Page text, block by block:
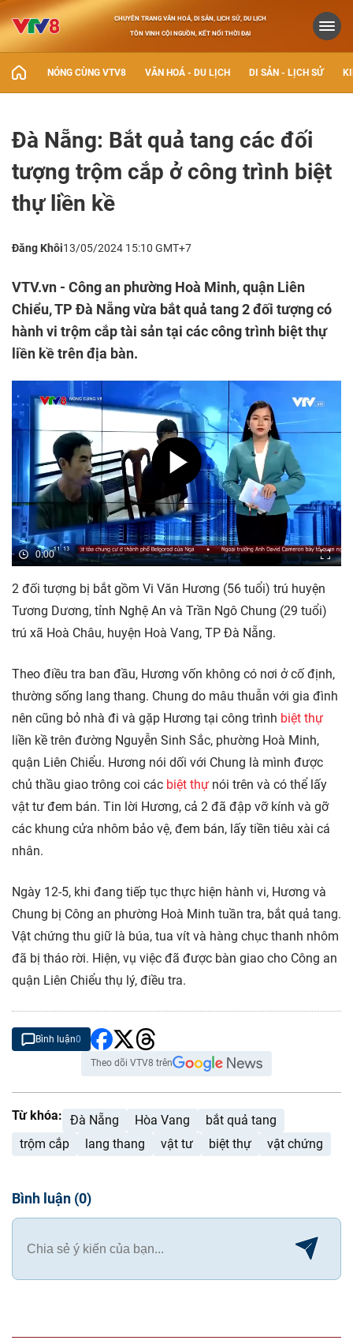
CHUYÊN TRANG VĂN HOÁ, DI SẢN, LỊCH SỬ, DU LỊCH
TÔN VINH CỘI NGUỒN, KẾT NỐI THỜI ĐẠI
NÓNG CÙNG VTV8 VĂN HOÁ - DU LỊCH DI SẢN - LỊCH SỬ
Đà Nẵng: Bắt quả tang các đối
tượng trộm cắp ở công trình biệt
thự liền kề
Đăng Khôi13/05/2024 15:10 GMT+7
VTV.vn - Công an phường Hoà Minh, quận Liên
Chiểu, TP Đà Nẵng vừa bắt quả tang 2 đối tượng có
hành vi trộm cắp tài sản tại các công trình biệt thự
liền kề trên địa bàn.
0:00
2 đối tượng bị bắt gồm Vi Văn Hương (56 tuổi) trú huyện
Tương Dương, tỉnh Nghệ An và Trần Ngô Chung (29 tuổi)
trú xã Hoà Châu, huyện Hoà Vang, TP Đà Nẵng.
Theo điều tra ban đầu, Hương vốn không có nơi ở cố định,
thường sống lang thang. Chung do mâu thuẫn với gia đình
nên cũng bỏ nhà đi và gặp Hương tại công trình biệt thự
liền kề trên đường Nguyễn Sinh Sắc, phường Hoà Minh,
quận Liên Chiểu. Hương nói dối với Chung là mình được
chủ thầu giao trông coi các biệt thự nói trên và có thể lấy
vật tư đem bán. Tin lời Hương, cả 2 đã đập vỡ kính và gỡ
các khung cửa nhôm bảo vệ, đem bán, lấy tiền tiêu xài cá
nhân.
Ngày 12-5, khi đang tiếp tục thực hiện hành vi, Hương và
Chung bị Công an phường Hoà Minh tuần tra, bắt quả tang.
Vật chứng thu giữ là búa, tua vít và hàng chục thanh nhôm
đã bị tháo rời. Hiện, vụ việc đã được bàn giao cho Công an
quận Liên Chiểu thụ lý, điều tra.
Bình luận0
Theo dõi VTV8 trên
Từ khóa: Đà Nẵng Hòa Vang
bắt quả tang
trộm cắp
lang thang vật tư biệt thự vật chứng
Bình luận (0)